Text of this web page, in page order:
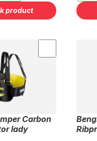
product
Carbon
lady